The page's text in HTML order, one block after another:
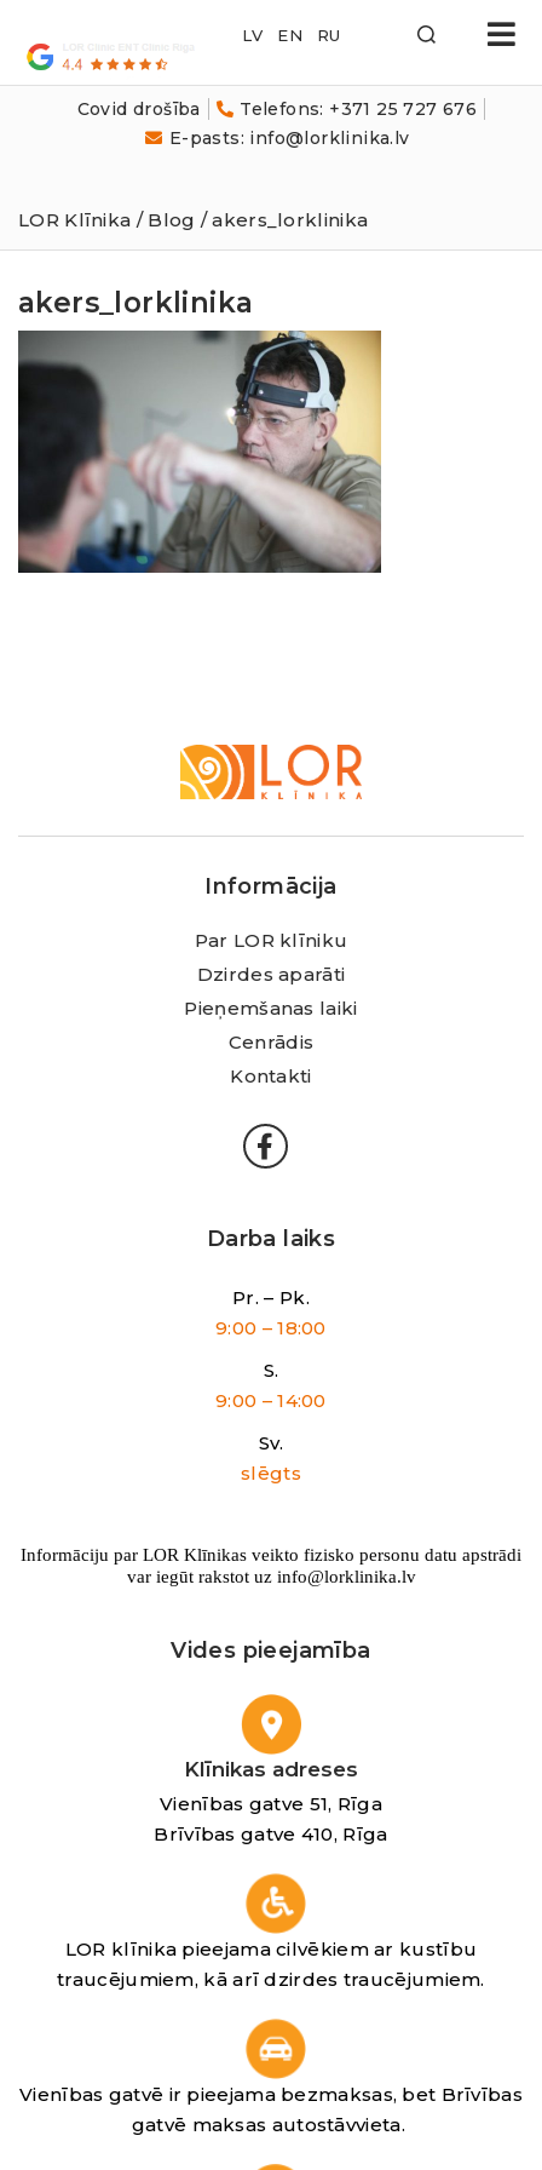
Covid drošība
Telefons: +371 25 727 676
E-pasts: info@lorklinika.lv
LOR
Klīnika
LOR Klīnika / Blog / akers_lorklinika
akers_lorklinika
Klīnika
Informācija
Par LOR klīniku
Dzirdes aparāti
Pieņemšanas laiki
Cenrādis
Kontakti
Darba laiks
Pr. – Pk.
9:00 – 18:00
S.
9:00 – 14:00
Sv.
slēgts
Informāciju par LOR Klīnikas veikto fizisko personu datu apstrādi
var iegūt rakstot uz info@lorklinika.lv
Vides pieejamība
Klīnikas adreses
Vienības gatve 51, Rīga
Brīvības gatve 410, Rīga
LOR klīnika pieejama cilvēkiem ar kustību
traucējumiem, kā arī dzirdes traucējumiem.
Vienības gatvē ir pieejama bezmaksas, bet Brīvības
gatvē maksas autostāvvieta.